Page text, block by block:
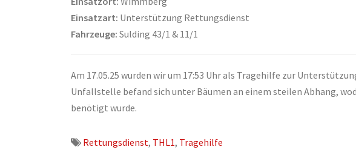
Einsatzart: Unterstützung Rettungsdienst
Fahrzeuge: Sulding 43/1 & 11/1
Am 17.05.25 wurden wir um 17:53 Uhr als Tragehilfe zur
Unfallstelle befand sich unter Bäumen an einem steilen Abhang,
benötigt wurde.
Rettungsdienst, THL1, Tragehilfe